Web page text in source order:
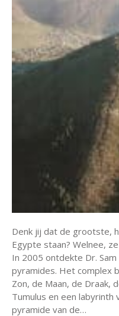
Denk jij dat de grootste,
Egypte staan? Welnee,
In 2005 ontdekte Dr.
pyramides. Het complex
Zon, de Maan, de Draak,
Tumulus en een labyrinth
pyramide van de…